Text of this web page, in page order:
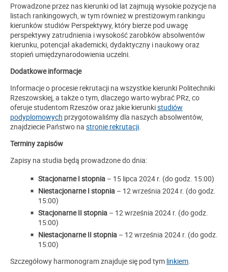
Prowadzone przez nas kierunki od lat zajmują wysokie pozycje na
listach rankingowych, w tym również w prestiżowym rankingu
kierunków studiów Perspektywy, który bierze pod uwagę
perspektywy zatrudnienia i wysokość zarobków absolwentów
kierunku, potencjał akademicki, dydaktyczny i naukowy oraz
stopień umiędzynarodowienia uczelni.
Dodatkowe informacje
Informacje o procesie rekrutacji na wszystkie kierunki Politechniki
Rzeszowskiej, a także o tym, dlaczego warto wybrać PRz, co
oferuje studentom Rzeszów oraz jakie kierunkistudiów
podyplomowych przygotowaliśmy dla naszych absolwentów,
znajdziecie Państwo na stronie rekrutacji
Terminy zapisów
Zapisy na studia będą prowadzone do dnia:
Stacjonarne I stopnia – 15 lipca 2024 r. (do godz. 15:00)
Niestacjonarne I stopnia – 12 września 2024 r. (do godz.
15:00)
Stacjonarne II stopnia – 12 września 2024 r. (do godz.
15:00)
Niestacjonarne II stopnia – 12 września 2024 r. (do godz.
15:00)
Szczegółowy harmonogram znajduje się pod tym linkiem